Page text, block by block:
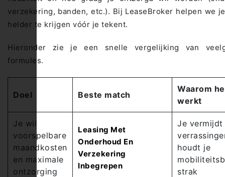
verzekering, banden, etc.). Bij LeaseBroker helpen we
helder te krijgen vóór je tekent.
Hieronder zie je een snelle vergelijking van
formules.
Doel Beste match
Waarom
werkt
Je wil
voorspelbare
maandkosten
en maximale
ontzorging
Leasing Met
Onderhoud En
Verzekering
Inbegrepen
Je vermijdt
houdt je
strak